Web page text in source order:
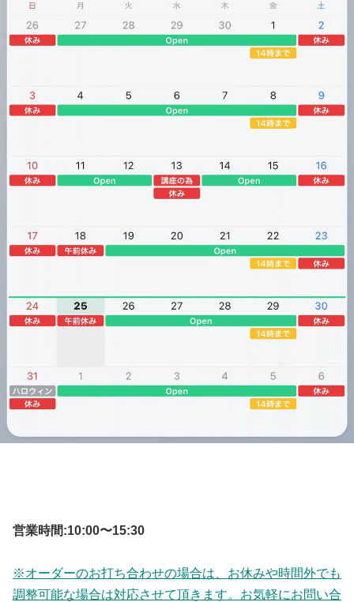
営業時間:10:00〜15:30
※オーダーのお打ち合わせの場合は、 お休みや時間外でも
調整可能な場合は対応させて頂きます。お気軽にお問い合